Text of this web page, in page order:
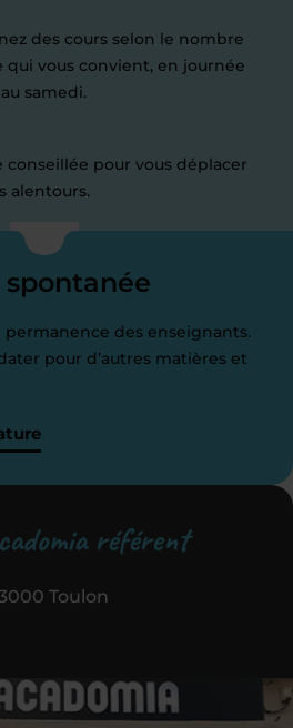
des cours selon le nombre
qui vous convient, en journée
samedi.
pour vous déplacer
alentours.
des enseignants.
pour d’autres matières et
référent
Toulon